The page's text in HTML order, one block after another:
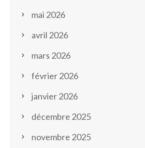
mai 2026
avril 2026
mars 2026
février 2026
janvier 2026
décembre 2025
novembre 2025